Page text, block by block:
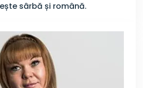
sârbă și română.